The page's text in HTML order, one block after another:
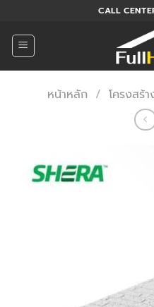
ยัง
เนื้อหา
CALL
หน้าหลัก / โครงสร้า